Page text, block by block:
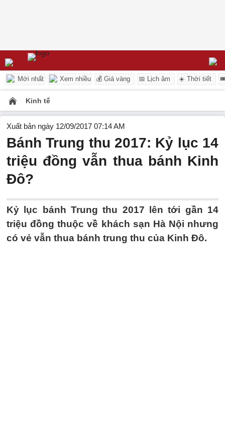
Mới nhất Xem nhiều 💰 Giá vàng 📅 Lịch âm ☀️ Thời tiết
Kinh tế
Xuất bản ngày 12/09/2017 07:14 AM
Bánh Trung thu 2017: Kỷ lục 14
triệu đồng vẫn thua bánh Kinh
Đô?
Kỷ lục bánh Trung thu 2017 lên tới gần 14
triệu đồng thuộc về khách sạn Hà Nội nhưng
có vẻ vẫn thua bánh trung thu của Kinh Đô.